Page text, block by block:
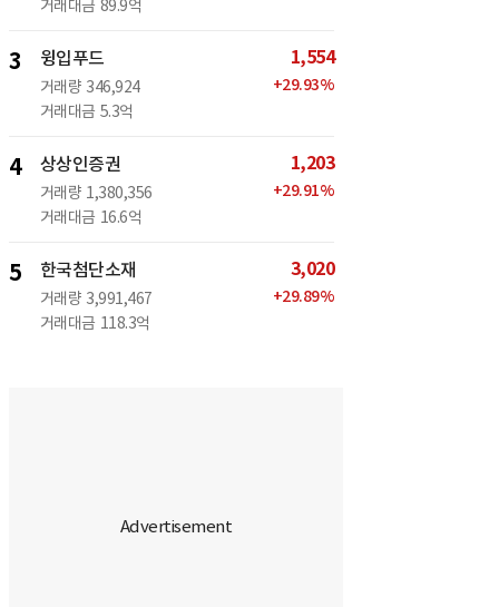
거래대금 89.9억
3 윙입푸드
거래량 346,924
거래대금 5.3억
1,554
+29.93%
4 상상인증권
거래량 1,380,356
거래대금 16.6억
1,203
+29.91%
5 한국첨단소재
거래량 3,991,467
거래대금 118.3억
3,020
+29.89%